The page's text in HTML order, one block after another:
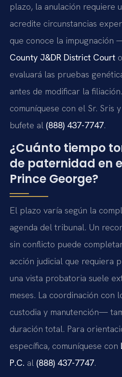
plazo, la anulación requiere
acredite circunstancias
que conoce la impugnación
County J&DR District Court
evaluará las pruebas
antes de modificar la
comuníquese con el Sr. Sris
bufete al (888) 437-7747.
¿Cuánto tiempo
de paternidad en
Prince George?
El plazo varía según la
agenda del tribunal. Un
sin conflicto puede
acción judicial que requiera
una vista probatoria suele
meses. La coordinación con
custodia y manutención—
duración total. Para
específica, comuníquese con
P.C. al (888) 437-7747.